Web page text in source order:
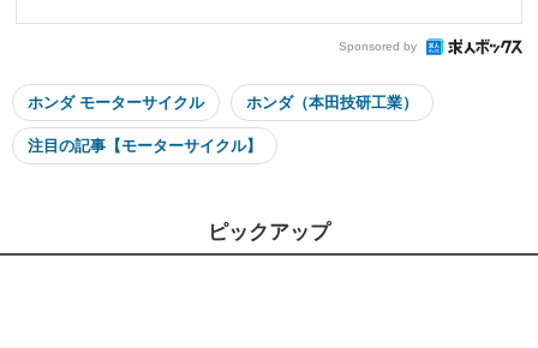
Sponsored by
ホンダ モーターサイクル ホンダ（本田技研工業）
注目の記事【モーターサイクル】
ピックアップ